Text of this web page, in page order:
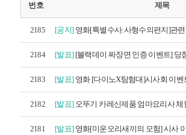
번호 제목
2185 [공지] 영화[특별수사:사형수의편지]관
2184 [발표] [블랙데이 짜장면 인증 이벤트] 당
2183 [발표] 영화 [다이노X탐험대]시사회 이벤
2182 [발표] 오뚜기 카레신제품 엄마요리사 체
2181 [발표] 영화[미운오리새끼의 모험] 시사